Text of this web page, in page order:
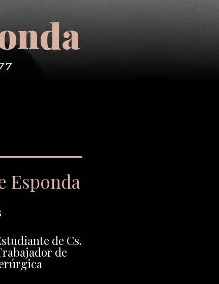
Esponda
de Cs.
de